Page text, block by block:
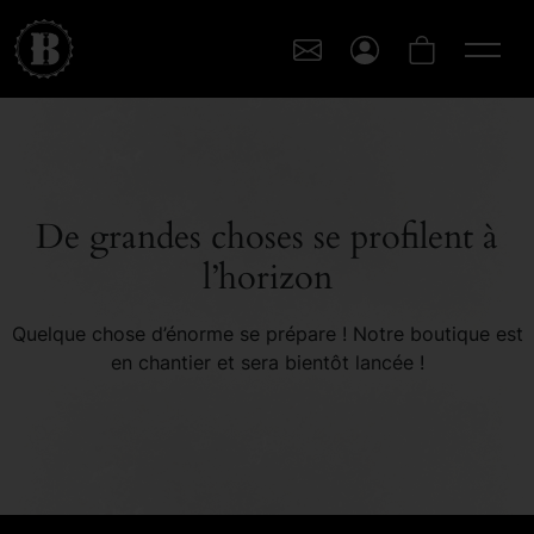
De grandes choses se profilent à
l’horizon
Quelque chose d’énorme se prépare ! Notre boutique est
en chantier et sera bientôt lancée !